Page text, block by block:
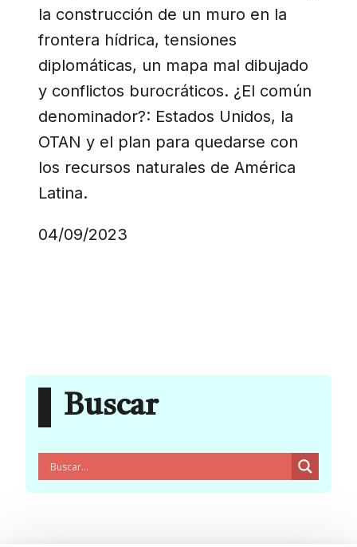
la construcción de un muro en la
frontera hídrica, tensiones
diplomáticas, un mapa mal dibujado
y conflictos burocráticos. ¿El común
denominador?: Estados Unidos, la
OTAN y el plan para quedarse con
los recursos naturales de América
Latina.
04/09/2023
Buscar